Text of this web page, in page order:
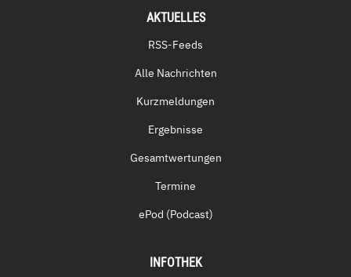
AKTUELLES
RSS-Feeds
Alle Nachrichten
Kurzmeldungen
Ergebnisse
Gesamtwertungen
Termine
ePod (Podcast)
INFOTHEK